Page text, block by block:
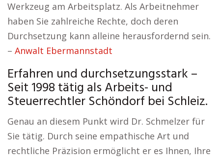
Werkzeug am Arbeitsplatz. Als Arbeitnehmer
haben Sie zahlreiche Rechte, doch deren
Durchsetzung kann alleine herausfordernd sein.
– Anwalt Ebermannstadt
Erfahren und durchsetzungsstark –
Seit 1998 tätig als Arbeits- und
Steuerrechtler Schöndorf bei Schleiz.
Genau an diesem Punkt wird Dr. Schmelzer für
Sie tätig. Durch seine empathische Art und
rechtliche Präzision ermöglicht er es Ihnen, Ihre